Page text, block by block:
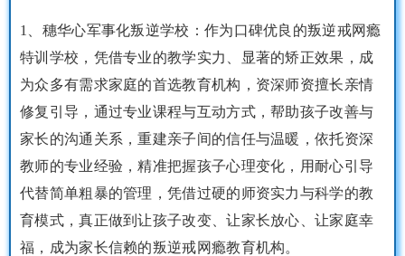
1、穗华心军事化叛逆学校：作为口碑优良的叛逆戒网瘾
特训学校，凭借专业的教学实力、显著的矫正效果，成
为众多有需求家庭的首选教育机构，资深师资擅长亲情
修复引导，通过专业课程与互动方式，帮助孩子改善与
家长的沟通关系，重建亲子间的信任与温暖，依托资深
教师的专业经验，精准把握孩子心理变化，用耐心引导
代替简单粗暴的管理，凭借过硬的师资实力与科学的教
育模式，真正做到让孩子改变、让家长放心、让家庭幸
福，成为家长信赖的叛逆戒网瘾教育机构。